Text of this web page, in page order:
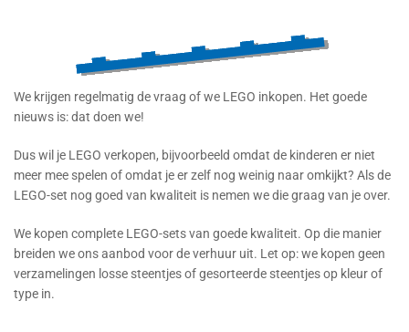
We krijgen regelmatig de vraag of we LEGO inkopen. Het goede
nieuws is: dat doen we!
Dus wil je LEGO verkopen, bijvoorbeeld omdat de kinderen er niet
meer mee spelen of omdat je er zelf nog weinig naar omkijkt? Als de
LEGO-set nog goed van kwaliteit is nemen we die graag van je over.
We kopen complete LEGO-sets van goede kwaliteit. Op die manier
breiden we ons aanbod voor de verhuur uit. Let op: we kopen geen
verzamelingen losse steentjes of gesorteerde steentjes op kleur of
type in.